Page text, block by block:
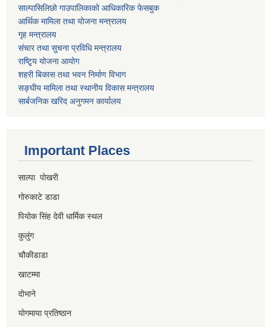
साल्पासिलिछो गाउपालिकाको आधिकारिक फेसबुक
आर्थिक मामिला तथा योजना मन्त्रालय
गृह मन्त्रालय
संचार तथा सुचना प्रविधि मन्त्रालय
राष्टि्ृय योजना आयोग
शहरी बिकास तथा भवन निर्माण विभाग
सङ्घीय मामिला तथा स्थानीय विकास मन्त्रालय
सार्बजनिक खरिद अनुगमन कार्यालय
Important Places
साल्पा पोखरी
गोरुकाटे डाडा
पियोक सिंह देवी धार्मिक स्थल
कुलुंग
चौकीडाडा
खाटम्मा
दोभाने
योगमाया प्रतिष्ठान